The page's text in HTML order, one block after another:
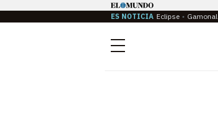
ES NOTICIA Eclipse Gamonal
Menú